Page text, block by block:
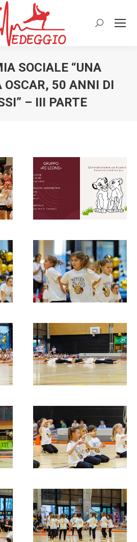
Cerca:
SOCIALE “UNA
OSCAR, 50 ANNI DI
– III PARTE